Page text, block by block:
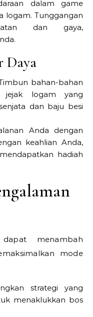
dalam game
logam. Tunggangan
dan gaya,
Daya
bahan-bahan
logam yang
dan baju besi
Anda dengan
keahlian Anda,
hadiah
menambah
mode
strategi yang
menaklukkan bos